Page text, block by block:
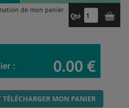
de mon panier
Qté
: 0.00 €
TÉLÉCHARGER MON PANIER